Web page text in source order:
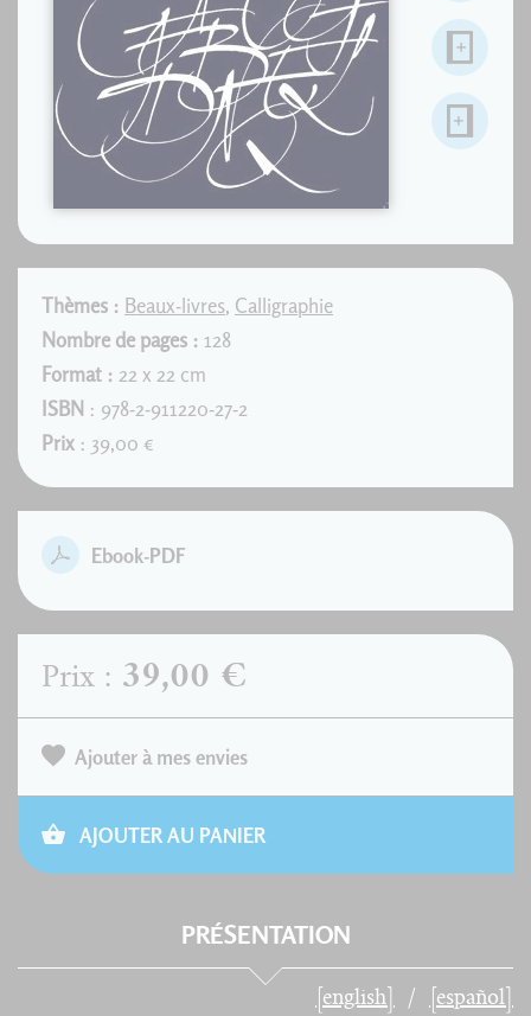
Thèmes : Beaux-livres, Calligraphie
Nombre de pages : 128
Format : 22 x 22 cm
ISBN : 978-2-911220-27-2
Prix : 39,00 €
Ebook-PDF
Prix : 39,00 €
Ajouter à mes envies
AJOUTER AU PANIER
PRÉSENTATION
[english] [español]